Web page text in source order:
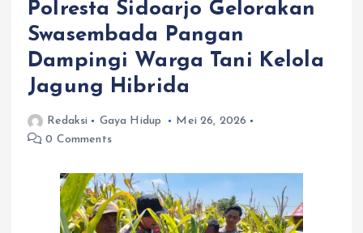
Polresta Sidoarjo Gelorakan
Swasembada Pangan
Dampingi Warga Tani Kelola
Jagung Hibrida
Redaksi Gaya Hidup
Mei 26, 2026
0 Comments